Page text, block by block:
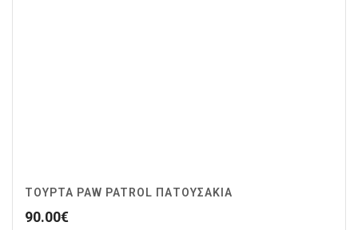
ΤΟΥΡΤΑ PAW PATROL ΠΑΤΟΥΣΑΚΙΑ
90.00€